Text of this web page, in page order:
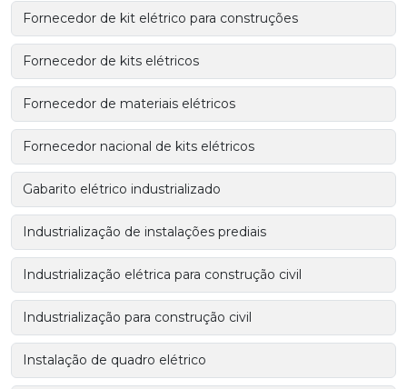
Fornecedor de kit elétrico para construções
Fornecedor de kits elétricos
Fornecedor de materiais elétricos
Fornecedor nacional de kits elétricos
Gabarito elétrico industrializado
Industrialização de instalações prediais
Industrialização elétrica para construção civil
Industrialização para construção civil
Instalação de quadro elétrico